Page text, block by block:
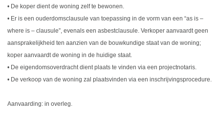
• De koper dient de woning zelf te bewonen.
• Er is een ouderdomsclausule van toepassing in de vorm van een “as is –
where is – clausule”, evenals een asbestclausule. Verkoper aanvaardt geen
aansprakelijkheid ten aanzien van de bouwkundige staat van de woning;
koper aanvaardt de woning in de huidige staat.
• De eigendomsoverdracht dient plaats te vinden via een projectnotaris.
• De verkoop van de woning zal plaatsvinden via een inschrijvingsprocedure.
Aanvaarding: in overleg.